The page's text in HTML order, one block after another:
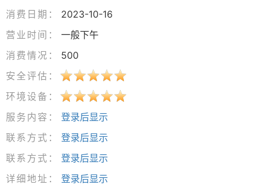
消费日期：
2023-10-16
营业时间：
一般下午
消费情况：
500
安全评估：
环境设备：
服务内容：
登录后显示
联系方式：
登录后显示
联系方式：
登录后显示
详细地址：
登录后显示